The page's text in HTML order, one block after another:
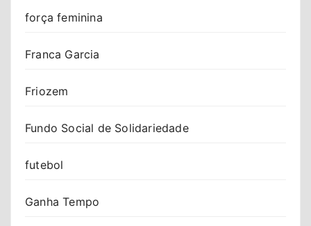
força feminina
Franca Garcia
Friozem
Fundo Social de Solidariedade
futebol
Ganha Tempo